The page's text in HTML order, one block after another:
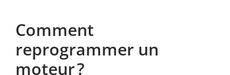
Comment
reprogrammer un
moteur ?